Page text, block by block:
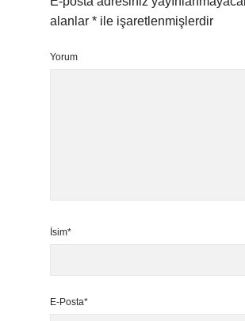
alanlar * ile işaretlenmişlerdir
Yorum
İsim*
E-Posta*